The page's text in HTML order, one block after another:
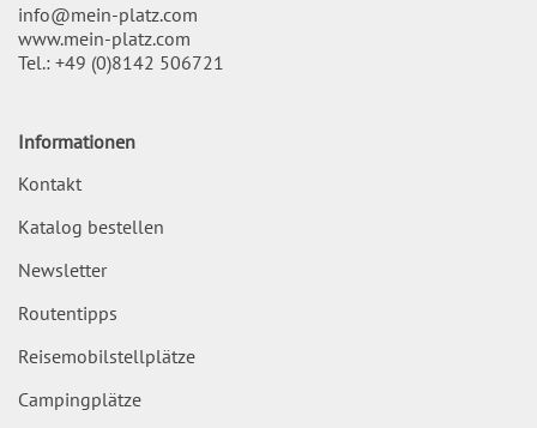
info@mein-platz.com
www.mein-platz.com
Tel.: +49 (0)8142 506721
Informationen
Kontakt
Katalog bestellen
Newsletter
Routentipps
Reisemobilstellplätze
Campingplätze